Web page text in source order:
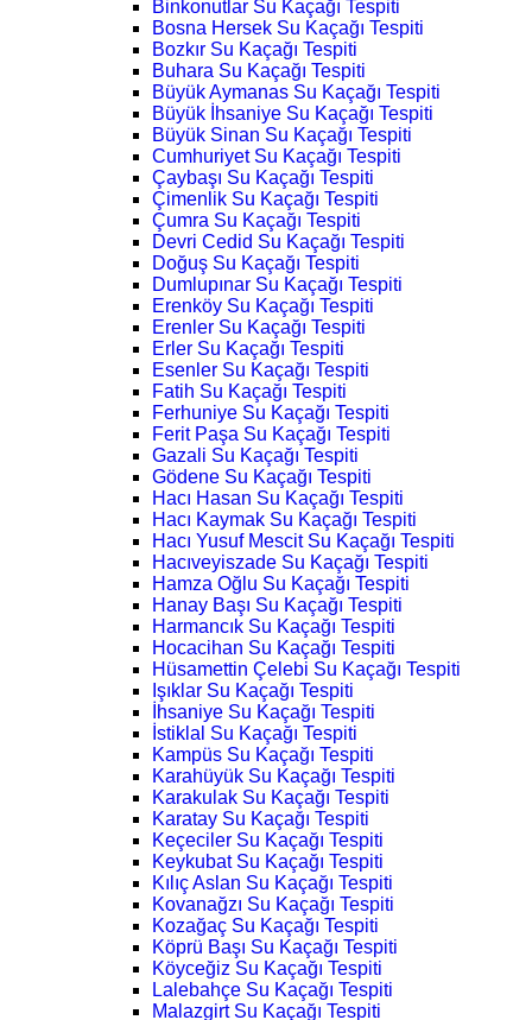
Binkonutlar Su Kaçağı Tespiti
Bosna Hersek Su Kaçağı Tespiti
Bozkır Su Kaçağı Tespiti
Buhara Su Kaçağı Tespiti
Büyük Aymanas Su Kaçağı Tespiti
Büyük İhsaniye Su Kaçağı Tespiti
Büyük Sinan Su Kaçağı Tespiti
Cumhuriyet Su Kaçağı Tespiti
Çaybaşı Su Kaçağı Tespiti
Çimenlik Su Kaçağı Tespiti
Çumra Su Kaçağı Tespiti
Devri Cedid Su Kaçağı Tespiti
Doğuş Su Kaçağı Tespiti
Dumlupınar Su Kaçağı Tespiti
Erenköy Su Kaçağı Tespiti
Erenler Su Kaçağı Tespiti
Erler Su Kaçağı Tespiti
Esenler Su Kaçağı Tespiti
Fatih Su Kaçağı Tespiti
Ferhuniye Su Kaçağı Tespiti
Ferit Paşa Su Kaçağı Tespiti
Gazali Su Kaçağı Tespiti
Gödene Su Kaçağı Tespiti
Hacı Hasan Su Kaçağı Tespiti
Hacı Kaymak Su Kaçağı Tespiti
Hacı Yusuf Mescit Su Kaçağı Tespiti
Hacıveyiszade Su Kaçağı Tespiti
Hamza Oğlu Su Kaçağı Tespiti
Hanay Başı Su Kaçağı Tespiti
Harmancık Su Kaçağı Tespiti
Hocacihan Su Kaçağı Tespiti
Hüsamettin Çelebi Su Kaçağı Tespiti
Işıklar Su Kaçağı Tespiti
İhsaniye Su Kaçağı Tespiti
İstiklal Su Kaçağı Tespiti
Kampüs Su Kaçağı Tespiti
Karahüyük Su Kaçağı Tespiti
Karakulak Su Kaçağı Tespiti
Karatay Su Kaçağı Tespiti
Keçeciler Su Kaçağı Tespiti
Keykubat Su Kaçağı Tespiti
Kılıç Aslan Su Kaçağı Tespiti
Kovanağzı Su Kaçağı Tespiti
Kozağaç Su Kaçağı Tespiti
Köprü Başı Su Kaçağı Tespiti
Köyceğiz Su Kaçağı Tespiti
Lalebahçe Su Kaçağı Tespiti
Malazgirt Su Kaçağı Tespiti